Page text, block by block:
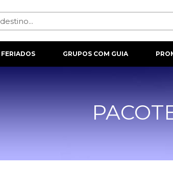
FERIADOS GRUPOS COM GUIA